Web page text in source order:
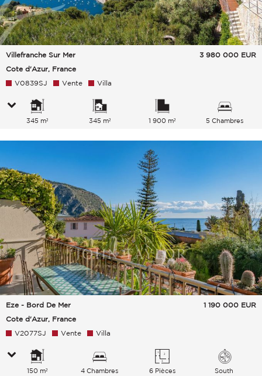
Villefranche Sur Mer
Cote d'Azur, France
3 980 000 EUR
V0839SJ Vente Villa
345 m² 345 m² 1 900 m² 5 Chambres
Eze - Bord De Mer
Cote d'Azur, France
1 190 000 EUR
V2077SJ Vente Villa
150 m² 4 Chambres 6 Pièces South